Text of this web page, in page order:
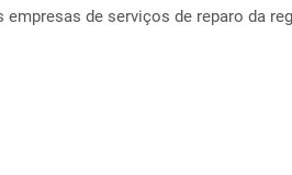
empresas de serviços de reparo da